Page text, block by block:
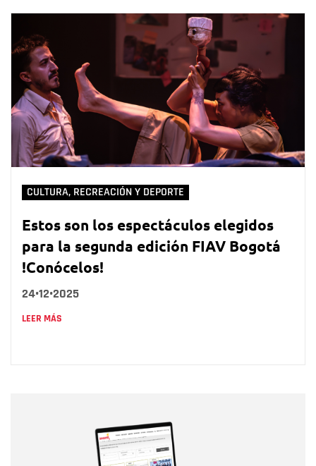
CULTURA, RECREACIÓN Y DEPORTE
Estos son los espectáculos elegidos
para la segunda edición FIAV Bogotá
!Conócelos!
24•12•2025
LEER MÁS
Correo electrónico